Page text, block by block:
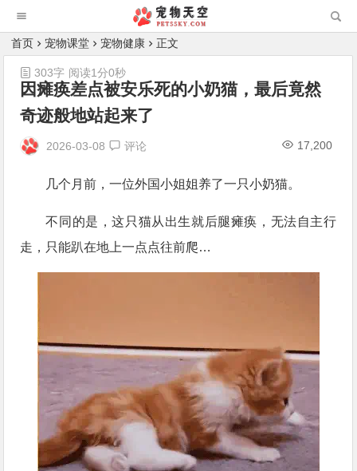
首页 宠物课堂 宠物健康 正文
因瘫痪差点被安乐死的小奶猫，最后竟然
奇迹般地站起来了
2026-03-08 评论 17,200
303字 阅读1分0秒
几个月前，一位外国小姐姐养了一只小奶猫。
不同的是，这只猫从出生就后腿瘫痪，无法自主行
走，只能趴在地上一点点往前爬…